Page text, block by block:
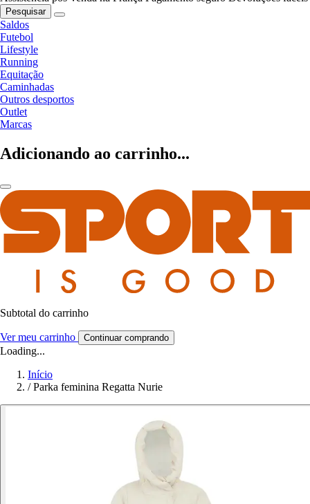
Pesquisar
Saldos
Futebol
Lifestyle
Running
Equitação
Caminhadas
Outros desportos
Outlet
Marcas
Adicionando ao carrinho...
Subtotal do carrinho
Ver meu carrinho Continuar comprando
Loading...
Início
/ Parka feminina Regatta Nurie